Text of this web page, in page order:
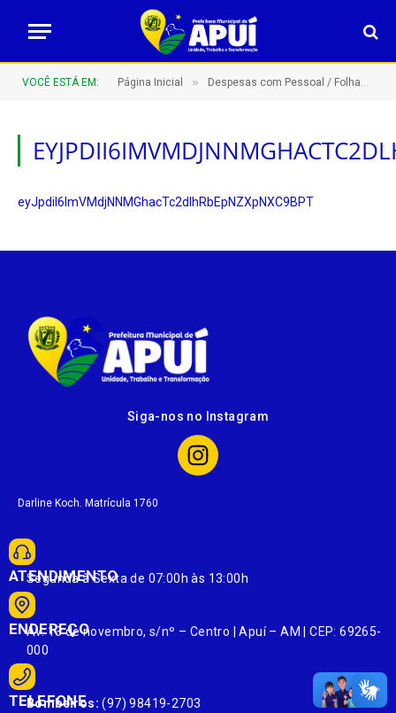
VOCÊ ESTÁ EM: Página Inicial » Despesas com Pessoal / Folhas de Pagamento
eyJpdiI6ImVMdjNNMGhacTc2dlhRbEpNZXpNXC9BPT
Siga-nos no Instagram
Darline Koch. Matrícula 1760
ATENDIMENTO
Segunda à Sexta de 07:00h às 13:00h
ENDEREÇO
Av. 13 de novembro, s/nº – Centro | Apuí – AM | CEP: 69265-
000
TELEFONE
Bombeiros: (97) 98419-2703